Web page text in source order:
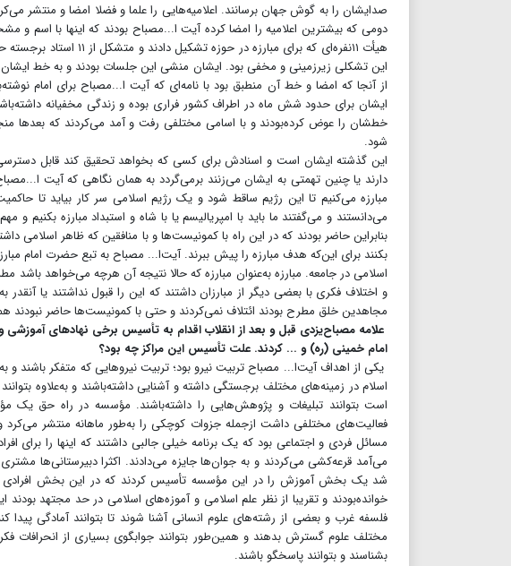
صدایشان را به گوش جهان برسانند. اعلامیه‌هایی را علما و فضلا امضا و منتشر
دومی که بیشترین اعلامیه را امضا کرده آیت ا...مصباح بودند که اینها با اسم
هیأت ۱۱نفره‌ای که برای
این تشکلی زیرزمینی و مخفی بود. ایشان منشی این جلسات بودند و به خط
از آنجا که امضا و خط آن منطبق بود با نامه‌ای که آیت ا...مصباح برای
ایشان برای حدود شش ماه در اطراف کشور فراری بوده و زندگی مخفیانه
خطشان را عوض کرده‌بودند و با اسامی مختلفی رفت و آمد می‌کردند که بعدها
شود.
این گذشته ایشان است و اسنادش برای کسی که بخواهد تحقیق کند قابل
دارند یا چنین تهمتی به ایشان می‌زنند برمی‌گردد به همان نگاهی که آیت
مبارزه می‌کنیم تا این رژیم ساقط شود و یک رژیم اسلامی سر کار بیاید تا
می‌دانستند و می‌گفتند ما باید با امپریالیسم یا با شاه و استبداد مبارزه
بنابراین حاضر بودند که در این راه با کمونیست‌ها و با منافقین که ظاهر اسلامی
بکنند برای این‌که هدف مبارزه را پیش ببرند. آیت‌ا... مصباح به تبع حضرت امام
اسلامی در جامعه. مبارزه به‌عنوان مبارزه که حالا نتیجه آن هرچه می‌خواهد
و اختلاف فکری با بعضی دیگر از مبارزان داشتند که این را قبول نداشتند یا
مجاهدین خلق مطرح بودند ائتلاف نمی‌کردند و حتی با کمونیست‌ها حاضر نبودند
علامه مصباح‌یزدی قبل و بعد از انقلاب اقدام به تأسیس برخی نهادهای
امام خمینی (ره) و ... کردند. علت تأسیس این مراکز چه بود؟
یکی از اهداف آیت‌ا... مصباح تربیت نیرو بود؛ تربیت نیروهایی که متفکر باشند و
اسلام در زمینه‌های مختلف برجستگی داشته و آشنایی داشته‌باشند و به‌علاوه
است بتوانند تبلیغات و پژوهش‌هایی را داشته‌باشند. مؤسسه در راه حق یک
فعالیت‌های مختلفی داشت ازجمله جزوات کوچکی را به‌طور ماهانه منتشر
مسائل فردی و اجتماعی بود که یک برنامه خیلی جالبی داشتند که اینها را برای
می‌آمد قرعه‌کشی می‌کردند و به جوان‌ها جایزه می‌دادند. اکثرا دبیرستانی‌ها
شد یک بخش آموزش را در این مؤسسه تأسیس کردند که در این بخش افرادی
خوانده‌بودند و تقریبا از نظر علم اسلامی و آموزه‌های اسلامی در حد مجتهد بودند
فلسفه غرب و بعضی از رشته‌های علوم انسانی آشنا شوند تا بتوانند آمادگی
مختلف علوم گسترش بدهند و همین‌طور بتوانند جوابگوی بسیاری از انحرافات
بشناسند و بتوانند پاسخگو باشند.